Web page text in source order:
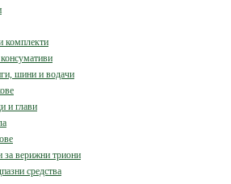
комплекти
шини и водачи
и глави
за верижни триони
средства